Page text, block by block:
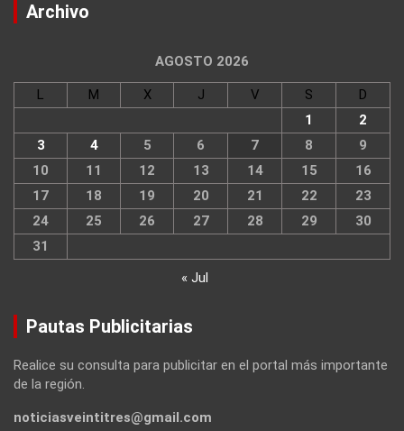
Archivo
AGOSTO 2026
L M X J V S
D
1
2
3
4 5 6 7 8
9
10
11 12 13 14 15
16
17
18 19 20 21 22
23
24
25 26 27 28 29
30
31
« Jul
Pautas Publicitarias
Realice su consulta para publicitar en el portal más importante
de la región.
noticiasveintitres@gmail.com